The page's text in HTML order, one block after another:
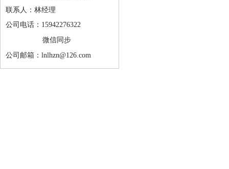
联系人：林经理
公司电话：15942276322
微信同步
公司邮箱：lnlhzn@126.com